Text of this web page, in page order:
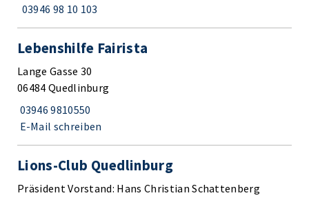
03946 98 10 103
Lebenshilfe Fairista
Lange Gasse 30
06484 Quedlinburg
03946 9810550
E-Mail schreiben
Lions-Club Quedlinburg
Präsident Vorstand: Hans Christian Schattenberg